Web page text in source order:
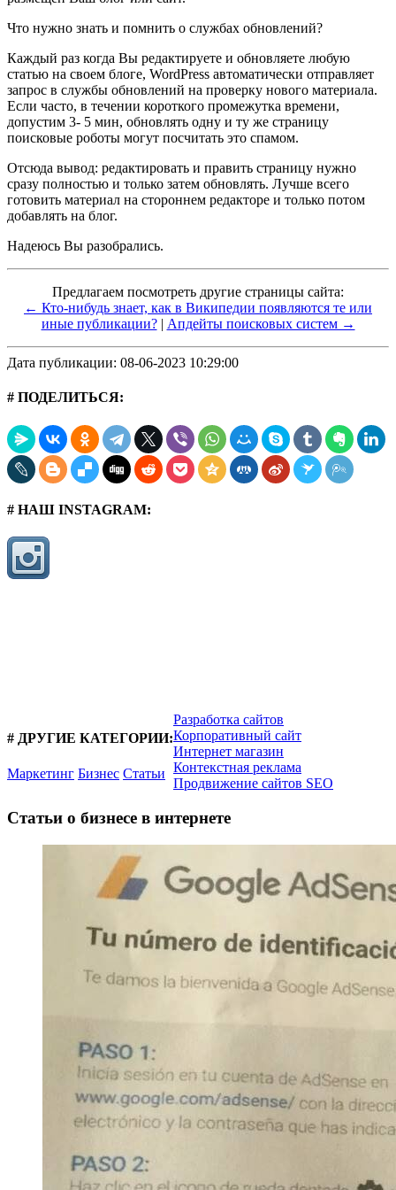
Что нужно знать и помнить о службах обновлений?
Каждый раз когда Вы редактируете и обновляете любую
статью на своем блоге, WordPress автоматически отправляет
запрос в службы обновлений на проверку нового материала.
Если часто, в течении короткого промежутка времени,
допустим 3- 5 мин, обновлять одну и ту же страницу
поисковые роботы могут посчитать это спамом.
Отсюда вывод: редактировать и править страницу нужно
сразу полностью и только затем обновлять. Лучше всего
готовить материал на стороннем редакторе и только потом
добавлять на блог.
Надеюсь Вы разобрались.
Предлагаем посмотреть другие страницы сайта:
← Кто-нибудь знает, как в Википедии появляются те или
иные публикации?| Апдейты поисковых систем →
Дата публикации: 08-06-2023 10:29:00
# ПОДЕЛИТЬСЯ:
# НАШ INSTAGRAM:
# ДРУГИЕ КАТЕГОРИИ:
Маркетинг Бизнес Статьи
Разработка сайтов
Корпоративный сайт
Интернет магазин
Контекстная реклама
Продвижение сайтов SEO
Статьи о бизнесе в интернете